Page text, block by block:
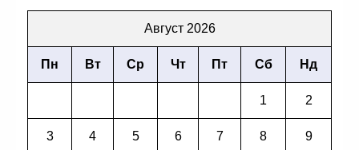
Август 2026
Пн Вт Ср Чт Пт Сб Нд
1 2
3 4 5 6 7 8 9